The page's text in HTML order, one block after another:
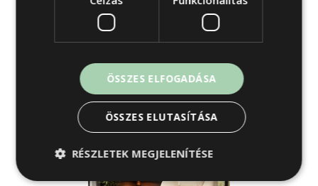
338 430 Ft-tól
AKCIÓS KANAPÉK ÉS FOTELEK
ÖSSZES ELFOGADÁSA
ÖSSZES ELUTASÍTÁSA
RÉSZLETEK MEGJELENÍTÉSE